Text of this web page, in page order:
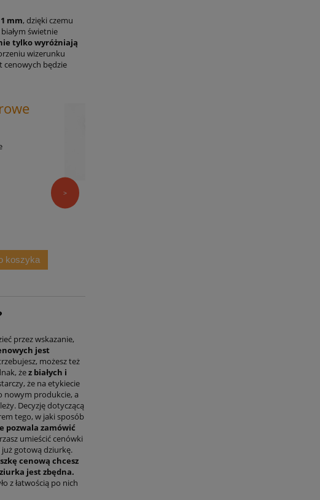
mm, dzięki czemu
świetnie
tylko wyróżniają
wizerunku
cenowych będzie
koszyka
>
przez wskazanie,
jest
możesz też
żez białych i
że na etykiecie
nowym produkcie, a
Decyzję dotyczącą
tego, w jaki sposób
pozwala zamówić
umieścić cenówki
gotową dziurkę.
cenową chcesz
jest zbędna.
z łatwością po nich